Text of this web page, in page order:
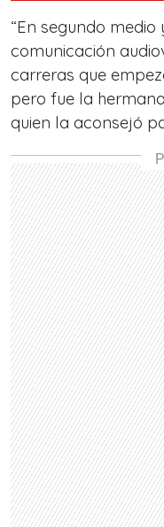
“En segundo
comunicación
carreras que
pero fue la
quien la aconsejó